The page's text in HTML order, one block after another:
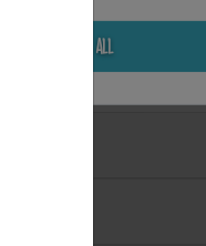
Reject all